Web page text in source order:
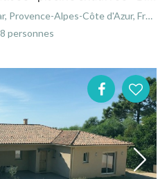
Alpes-Côte d'Azur, France
8 personnes